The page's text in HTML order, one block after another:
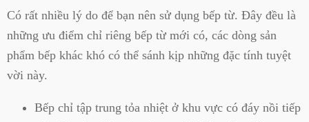
Có rất nhiều lý do để bạn nên sử dụng bếp từ. Đây đều là
những ưu điểm chỉ riêng bếp từ mới có, các dòng sản
phẩm bếp khác khó có thể sánh kịp những đặc tính tuyệt
vời này.
Bếp chỉ tập trung tỏa nhiệt ở khu vực có đáy nồi tiếp